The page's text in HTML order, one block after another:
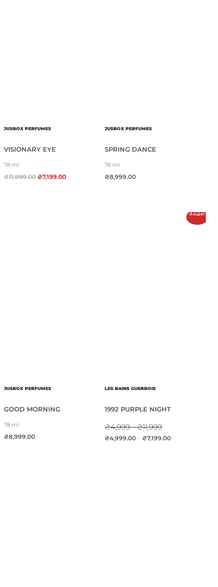
JUSBOX PERFUMES
VISIONARY EYE
78 ml
₴11,999.00 ₴7,199.00
JUSBOX PERFUMES
SPRING DANCE
78 ml
₴8,999.00
JUSBOX PERFUMES
GOOD MORNING
78 ml
₴8,999.00
Акція!
LES BAINS GUERBOIS
1992 PURPLE NIGHT
₴4,999 - ₴11,999
₴4,999.00 – ₴7,199.00